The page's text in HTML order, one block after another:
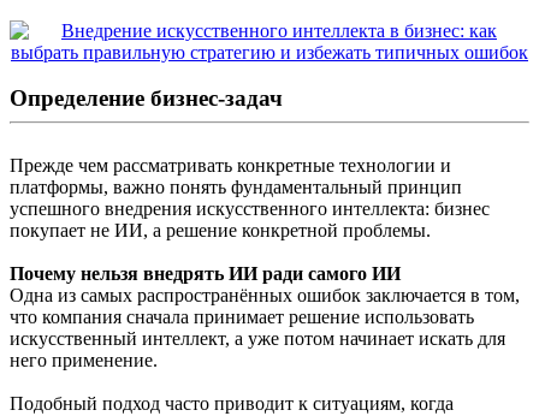
Определение бизнес-задач
Прежде чем рассматривать конкретные технологии и
платформы, важно понять фундаментальный принцип
успешного внедрения искусственного интеллекта: бизнес
покупает не ИИ, а решение конкретной проблемы.
Почему нельзя внедрять ИИ ради самого ИИ
Одна из самых распространённых ошибок заключается в том,
что компания сначала принимает решение использовать
искусственный интеллект, а уже потом начинает искать для
него применение.
Подобный подход часто приводит к ситуациям, когда